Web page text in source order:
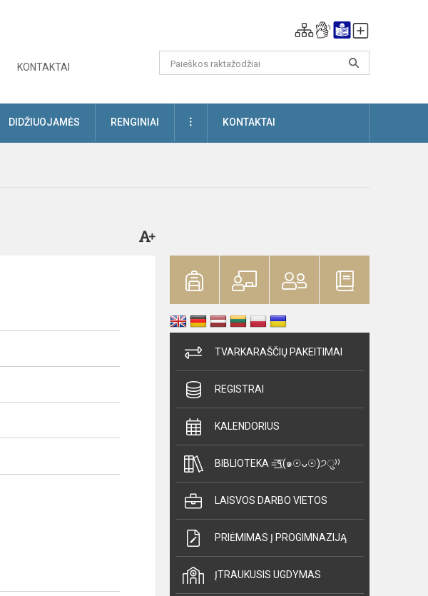
KONTAKTAI
DIDŽIUOJAMĖS RENGINIAI DAUGIAUKONTAKTAI
TVARKARAŠČIŲ PAKEITIMAI
REGISTRAI
KALENDORIUS
BIBLIOTEKA =͟͟͞͞٩(๑☉ᴗ☉)੭ु⁾⁾
LAISVOS DARBO VIETOS
PRIĖMIMAS Į PROGIMNAZIJĄ
ĮTRAUKUSIS UGDYMAS